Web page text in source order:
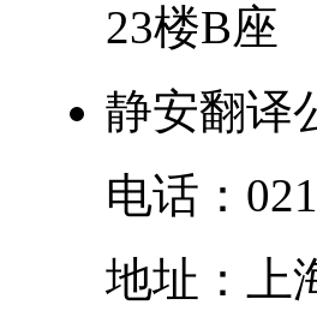
23楼B座
静安翻译
电话：
地址：